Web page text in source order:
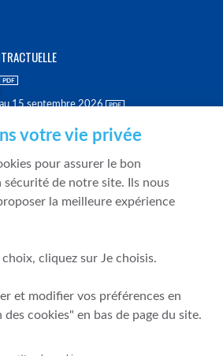
15 septembre 2026
sélection
et de résolution
votre vie privée
pour assurer le bon
de notre site. Ils nous
la meilleure expérience
cliquez sur Je choisis.
et modifier vos préférences en
cookies" en bas de page du site.